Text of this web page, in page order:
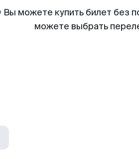
Вы можете купить билет без
можете выбрать